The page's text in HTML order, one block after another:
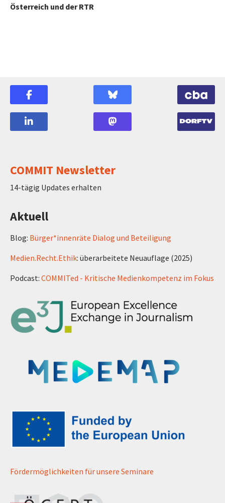
Österreich und der RTR
COMMIT Newsletter
14-tägig Updates erhalten
Aktuell
Blog: Bürger*innenräte Dialog und Beteiligung
Medien.Recht.Ethik: überarbeitete Neuauflage (2025)
Podcast: COMMITed - Kritische Medienkompetenz im Fokus
Fördermöglichkeiten für unsere Seminare